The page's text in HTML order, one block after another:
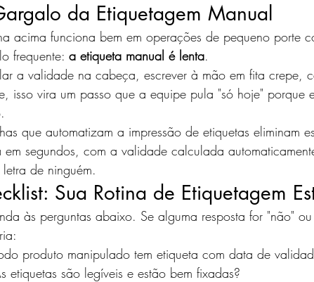
da Etiquetagem Manual
acima funciona bem em operações de pequeno porte
frequente: a etiqueta manual é lenta.
a validade na cabeça, escrever à mão em fita crepe,
isso vira um passo que a equipe pula "só hoje" porque
que automatizam a impressão de etiquetas eliminam
em segundos, com a validade calculada
de ninguém.
Sua Rotina de Etiquetagem
às perguntas abaixo. Se alguma resposta for "não"
produto manipulado tem etiqueta com data de
etiquetas são legíveis e estão bem fixadas?